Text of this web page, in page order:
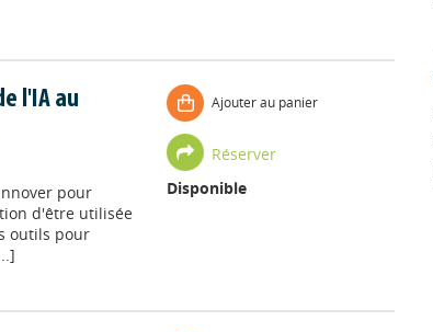
l'IA au
pour
d'être utilisée
outils pour
Ajouter au panier
Réserver
Disponible